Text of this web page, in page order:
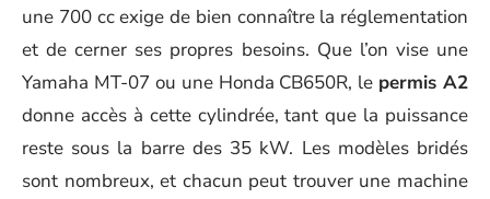
une 700 cc exige de bien connaître la réglementation
et de cerner ses propres besoins. Que l’on vise une
Yamaha MT-07 ou une Honda CB650R, le permis A2
donne accès à cette cylindrée, tant que la puissance
reste sous la barre des 35 kW. Les modèles bridés
sont nombreux, et chacun peut trouver une machine